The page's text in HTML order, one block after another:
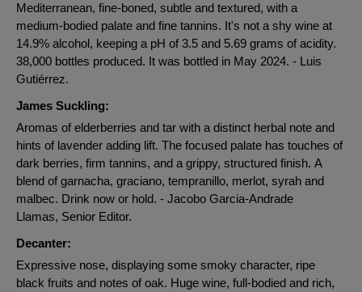
Mediterranean, fine-boned, subtle and textured, with a
medium-bodied palate and fine tannins. It's not a shy wine at
14.9% alcohol, keeping a pH of 3.5 and 5.69 grams of acidity.
38,000 bottles produced. It was bottled in May 2024. - Luis
Gutiérrez.
James Suckling:
Aromas of elderberries and tar with a distinct herbal note and
hints of lavender adding lift. The focused palate has touches of
dark berries, firm tannins, and a grippy, structured finish. A
blend of garnacha, graciano, tempranillo, merlot, syrah and
malbec. Drink now or hold. - Jacobo Garcia-Andrade
Llamas, Senior Editor.
Decanter:
Expressive nose, displaying some smoky character, ripe
black fruits and notes of oak. Huge wine, full-bodied and rich,